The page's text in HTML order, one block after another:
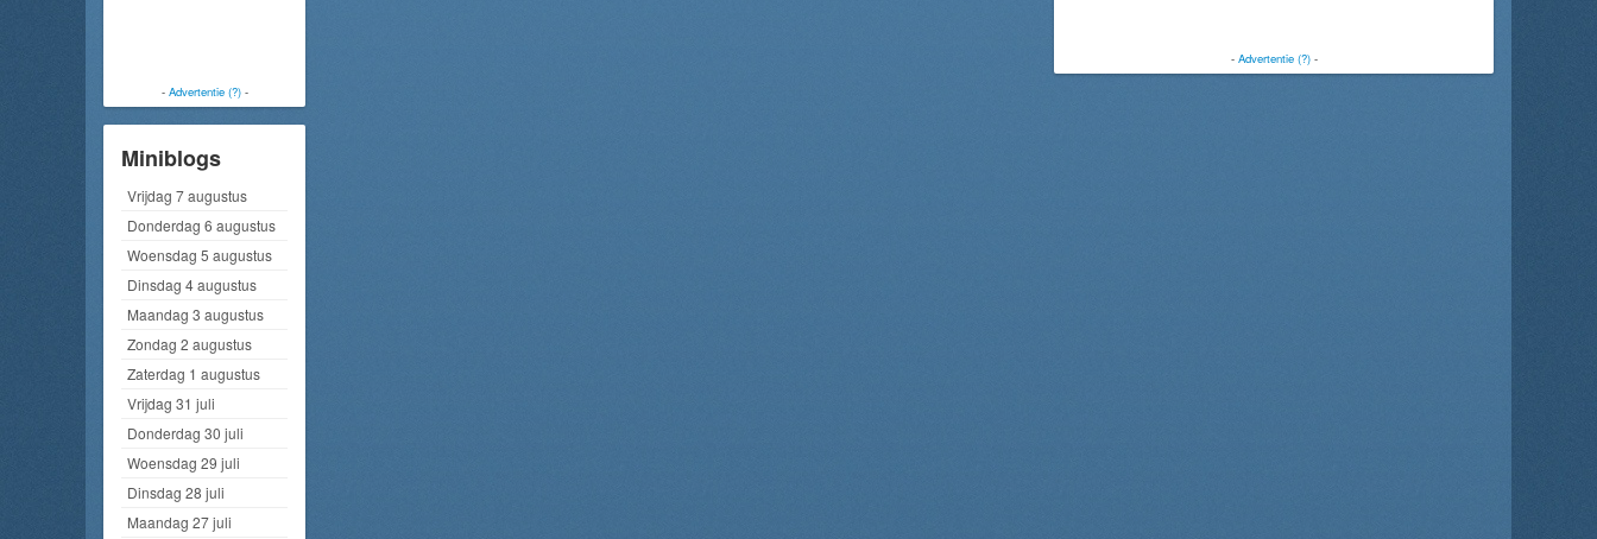
- Advertentie (?)-
Miniblogs
Vrijdag 7 augustus
Donderdag 6 augustus
Woensdag 5 augustus
Dinsdag 4 augustus
Maandag 3 augustus
Zondag 2 augustus
Zaterdag 1 augustus
Vrijdag 31 juli
Donderdag 30 juli
Woensdag 29 juli
Dinsdag 28 juli
Maandag 27 juli
- Advertentie (?)-